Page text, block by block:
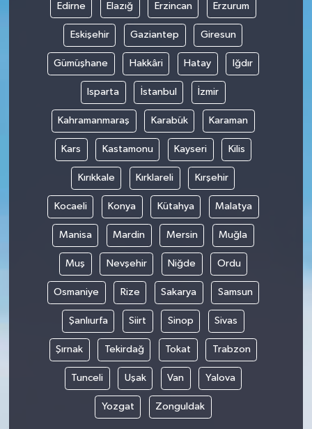
Edirne Elazığ Erzincan Erzurum
Eskişehir Gaziantep Giresun
Gümüşhane Hakkâri Hatay Iğdır
Isparta İstanbul İzmir
Kahramanmaraş Karabük Karaman
Kars Kastamonu Kayseri Kilis
Kırıkkale Kırklareli Kırşehir
Kocaeli Konya Kütahya Malatya
Manisa Mardin Mersin Muğla
Muş Nevşehir Niğde Ordu
Osmaniye Rize Sakarya Samsun
Şanlıurfa Siirt Sinop Sivas
Şırnak Tekirdağ Tokat Trabzon
Tunceli Uşak Van Yalova
Yozgat Zonguldak